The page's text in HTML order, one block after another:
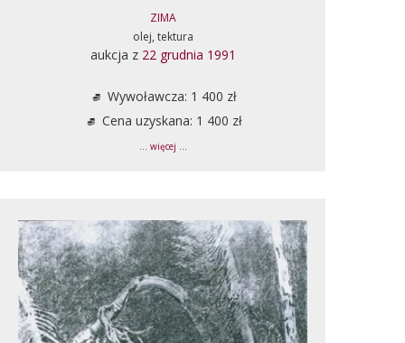
ZIMA
olej, tektura
aukcja z 22 grudnia 1991
Wywoławcza: 1 400 zł
Cena uzyskana: 1 400 zł
... więcej ...